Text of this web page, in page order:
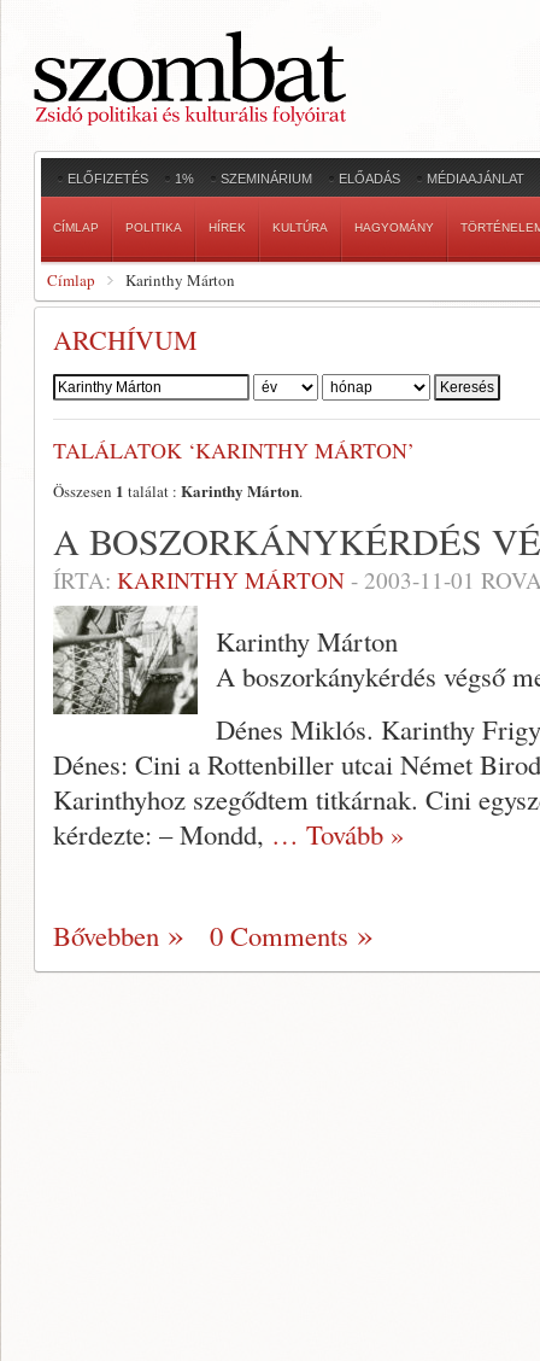
ELŐFIZETÉS 1% SZEMINÁRIUM ELŐADÁS MÉDIAAJÁNLAT
CÍMLAP POLITIKA HÍREK KULTÚRA HAGYOMÁNY
Címlap Karinthy Márton
ARCHÍVUM
Szerző:
TALÁLATOK ‘KARINTHY MÁRTON’
Összesen 1 találat : Karinthy Márton.
A BOSZORKÁNYKÉRDÉS
ÍRTA: KARINTHY MÁRTON - 2003-11-01
Karinthy Márton
A boszorkánykérdés végső
Dénes Miklós. Karinthy
Dénes: Cini a Rottenbiller utcai Né­met
Karinthyhoz szegődtem titkárnak. Cini
kérdezte: – Mondd, … Tovább »
Bővebben 0 Comments